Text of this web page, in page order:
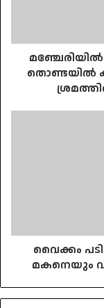
കുടുങ്ങി;
നീണ്ട
ശ്രമത്തിനൊടുവിൽ
പുറത്തെടുത്തു
തൊണ്ടയിൽ
വൈക്കം
മകനെയും